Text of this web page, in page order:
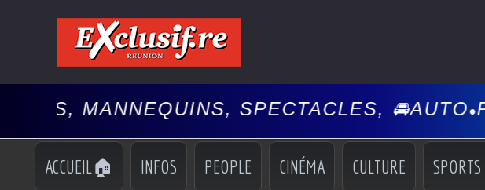
SPECTACLES, 🚘AUTO•PEOPLE,
ACCUEIL🏠 INFOS PEOPLE CINÉMA CULTURE SPORTS